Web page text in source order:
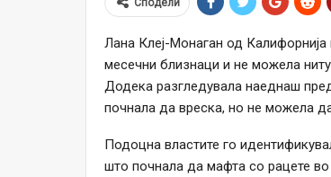
Сподели
Лана Клеј-Монаган од Калифорнија
месечни близнаци и не можела
Додека разгледувала наеднаш
почнала да вреска, но не можела
Подоцна властите го
што почнала да мафта со рацете